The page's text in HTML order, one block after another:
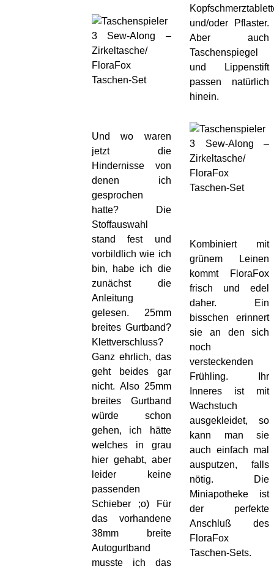
Und wo waren
jetzt die
Hindernisse von
denen ich
gesprochen
hatte? Die
Stoffauswahl
stand fest und
vorbildlich wie ich
bin, habe ich die
zunächst die
Anleitung
gelesen. 25mm
breites Gurtband?
Klettverschluss?
Ganz ehrlich, das
geht beides gar
nicht. Also 25mm
breites Gurtband
würde schon
gehen, ich hätte
welches in grau
hier gehabt, aber
leider keine
passenden
Schieber ;o) Für
das vorhandene
38mm breite
Autogurtband
musste ich das
und/oder Pflaster.
Aber auch
Taschenspiegel
und Lippenstift
passen natürlich
hinein.
Kombiniert mit
grünem Leinen
kommt FloraFox
frisch und edel
daher. Ein
bisschen erinnert
sie an den sich
noch
versteckenden
Frühling. Ihr
Inneres ist mit
Wachstuch
ausgekleidet, so
kann man sie
auch einfach mal
ausputzen, falls
nötig. Die
Miniapotheke ist
der perfekte
Anschluß des
FloraFox
Taschen-Sets.